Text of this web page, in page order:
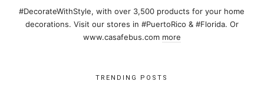
#DecorateWithStyle, with over 3,500 products for your home
decorations. Visit our stores in #PuertoRico & #Florida. Or
www.casafebus.com more
TRENDING POSTS